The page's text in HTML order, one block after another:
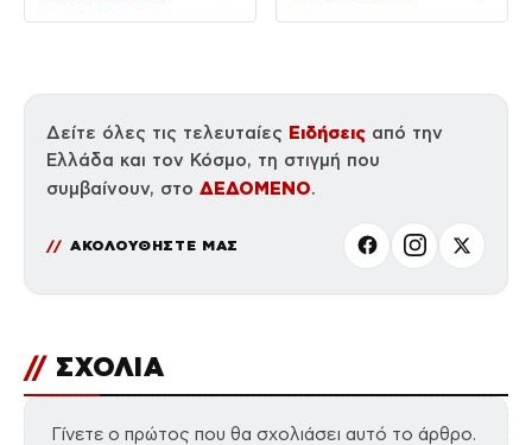
Δείτε όλες τις τελευταίες Ειδήσεις από την
Ελλάδα και τον Κόσμο, τη στιγμή που
συμβαίνουν, στο ΔΕΔΟΜΕΝΟ.
ΑΚΟΛΟΥΘΗΣΤΕ ΜΑΣ
// ΣΧΟΛΙΑ
Γίνετε ο πρώτος που θα σχολιάσει αυτό το άρθρο.